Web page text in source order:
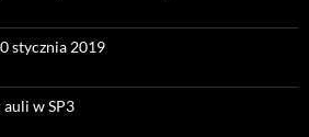
stycznia 2019
w SP3